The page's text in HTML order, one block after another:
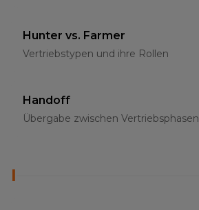
Hunter vs. Farmer
Vertriebstypen und ihre Rollen
Handoff
Übergabe zwischen Vertriebsphasen
I